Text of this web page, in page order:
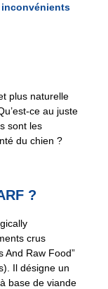
plus naturelle
ce au juste
sont les
du chien ?
?
crus
And Raw Food”
Il désigne un
base de viande